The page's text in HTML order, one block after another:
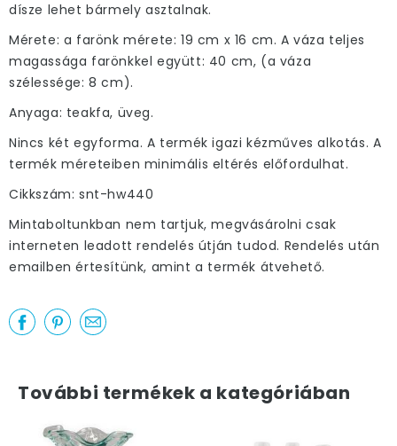
dísze lehet bármely asztalnak.
Mérete: a farönk mérete: 19 cm x 16 cm. A váza teljes
magassága farönkkel együtt: 40 cm, (a váza
szélessége: 8 cm).
Anyaga: teakfa, üveg.
Nincs két egyforma. A termék igazi kézműves alkotás. A
termék méreteiben minimális eltérés előfordulhat.
Cikkszám: snt-hw440
Mintaboltunkban nem tartjuk, megvásárolni csak
interneten leadott rendelés útján tudod. Rendelés után
emailben értesítünk, amint a termék átvehető.
További termékek a kategóriában